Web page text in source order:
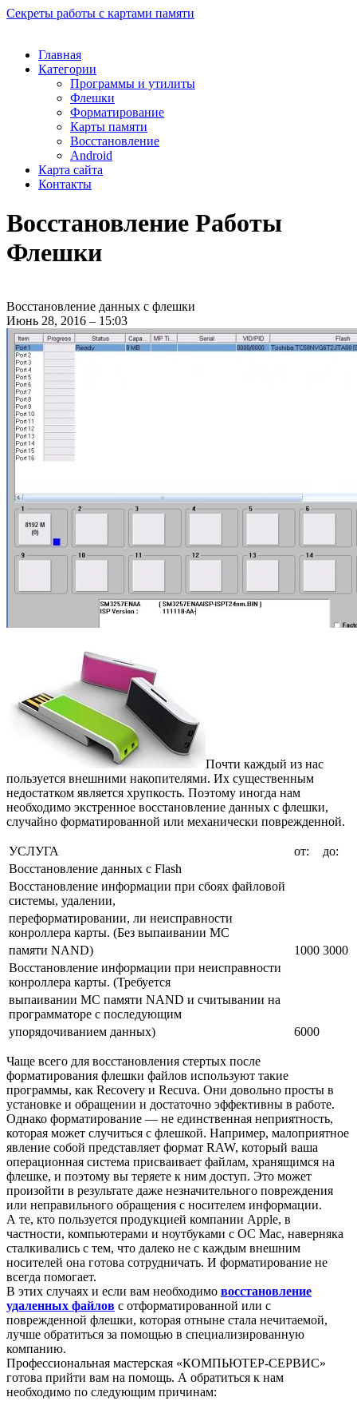
Секреты работы с картами памяти
Главная
Категории
Программы и утилиты
Флешки
Форматирование
Карты памяти
Восстановление
Android
Карта сайта
Контакты
Восстановление Работы
Флешки
Восстановление данных с флешки
Июнь 28, 2016 – 15:03
Почти каждый из нас
пользуется внешними накопителями. Их существенным
недостатком является хрупкость. Поэтому иногда нам
необходимо экстренное восстановление данных с флешки,
случайно форматированной или механически поврежденной.
УСЛУГА от:
до:
Восстановление данных с Flash
Восстановление информации при сбоях файловой
системы, удалении,
переформатировании, ли неисправности
конроллера карты. (Без выпаивании МС
памяти NAND)
1000 3000
Восстановление информации при неисправности
конроллера карты. (Требуется
выпаивании МС памяти NAND и считывании на
программаторе с последующим
упорядочиванием данных)
6000
Чаще всего для восстановления стертых после
форматирования флешки файлов используют такие
программы, как Recovery и Recuva. Они довольно просты в
установке и обращении и достаточно эффективны в работе.
Однако форматирование — не единственная неприятность,
которая может случиться с флешкой. Например, малоприятное
явление собой представляет формат RAW, который ваша
операционная система присваивает файлам, хранящимся на
флешке, и поэтому вы теряете к ним доступ. Это может
произойти в результате даже незначительного повреждения
или неправильного обращения с носителем информации.
А те, кто пользуется продукцией компании Apple, в
частности, компьютерами и ноутбуками с ОС Mac, наверняка
сталкивались с тем, что далеко не с каждым внешним
носителей она готова сотрудничать. И форматирование не
всегда помогает.
В этих случаях и если вам необходимо восстановление
удаленных файлов с отформатированной или с
поврежденной флешки, которая отныне стала нечитаемой,
лучше обратиться за помощью в специализированную
компанию.
Профессиональная мастерская «КОМПЬЮТЕР-СЕРВИС»
готова прийти вам на помощь. А обратиться к нам
необходимо по следующим причинам: